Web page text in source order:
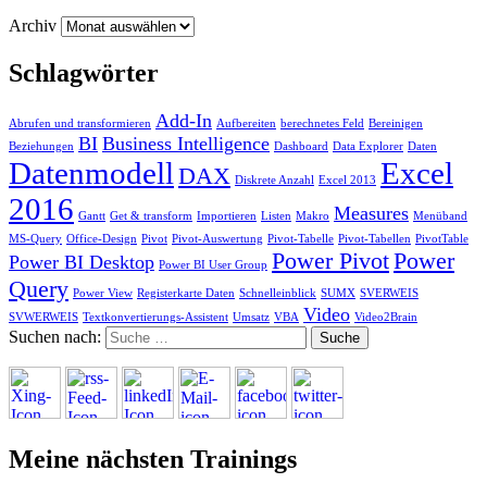
Archiv
Schlagwörter
Abrufen und transformieren Add-In Aufbereiten berechnetes Feld Bereinigen
Beziehungen BI Business Intelligence Dashboard Data Explorer Daten
Datenmodell DAX Diskrete Anzahl Excel 2013 Excel
2016 Gantt Get & transform Importieren Listen Makro Measures Menüband
MS-Query Office-Design Pivot Pivot-Auswertung Pivot-Tabelle Pivot-Tabellen PivotTable
Power BI Desktop Power BI User Group Power PivotPower
Query Power View Registerkarte Daten Schnelleinblick SUMX SVERWEIS
SVWERWEIS Textkonvertierungs-Assistent Umsatz VBA Video Video2Brain
Suchen nach:
Meine nächsten Trainings